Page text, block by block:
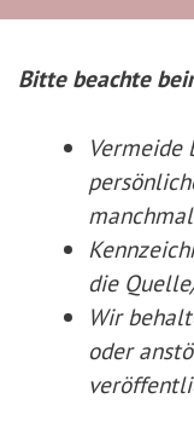
Bitte beachte
Vermeide
die
Wir
oder